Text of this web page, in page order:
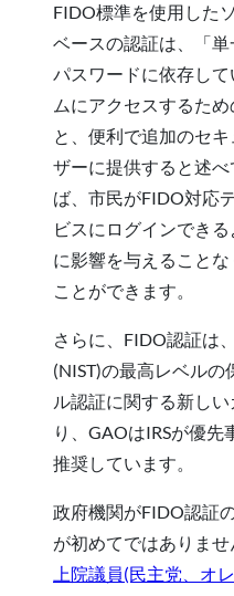
FIDO標準を使用した
ベースの認証は、「
パスワードに依存し
ムにアクセスするた
と、便利で追加のセ
ザーに提供すると述
ば、市民がFIDO対応
ビスにログインでき
に影響を与えること
ことができます。
さらに、FIDO認証は
(NIST)の最高レベル
ル認証に関する新し
り、GAOはIRSが優
推奨しています。
政府機関がFIDO認証
が初めてではありませ
上院議員(民主党、オ